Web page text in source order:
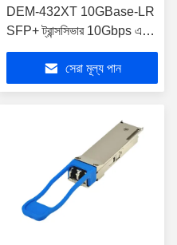
DEM-432XT 10GBase-LR
SFP+ ট্রান্সসিভার 10Gbps একক
মোড 10km
সেরা মূল্য পান